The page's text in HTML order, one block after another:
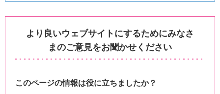
より良いウェブサイトにするためにみなさ
まのご意見をお聞かせください
このページの情報は役に立ちましたか？